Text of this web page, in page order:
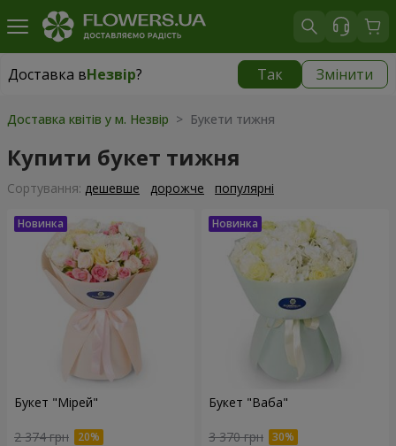
Доставка вНезвір? Так Змінити
Доставка вНезвір|
Доставка квітів у м. Незвір > Букети тижня
Купити букет тижня
Сортування: дешевше дорожче популярні
Букет "Мірей"
2 374 грн
Букет "Ваба"
3 370 грн